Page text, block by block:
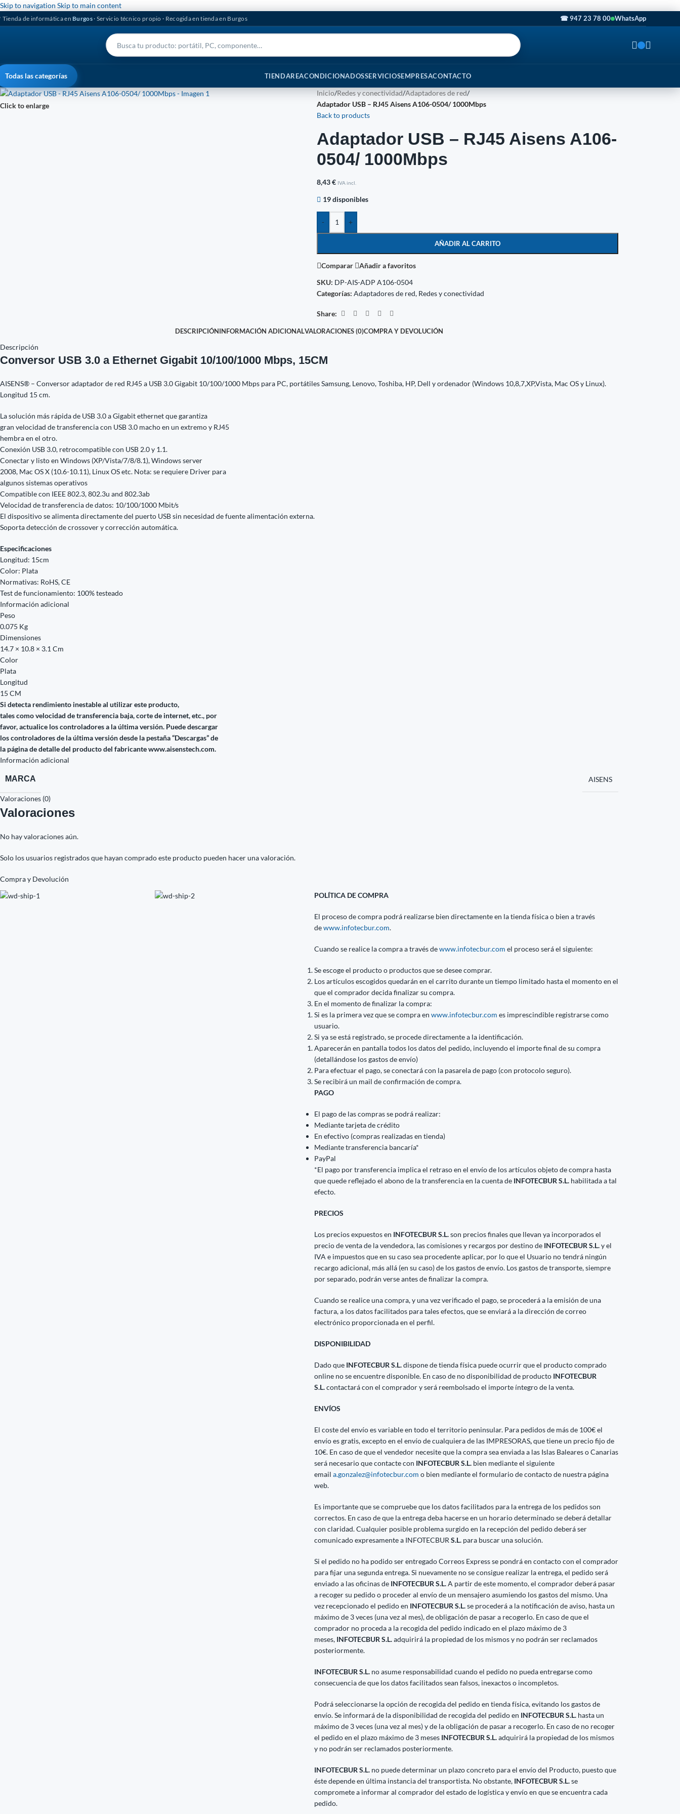
Skip to navigation Skip to main content
Tienda de informática en Burgos· Servicio técnico propio · Recogida en tienda en Burgos ☎ 947 23 78 00 WhatsApp
Todas las categorías TIENDAREACONDICIONADOSSERVICIOSEMPRESACONTACTO
Click to enlarge
Inicio/Redes y conectividad/Adaptadores de red/
Adaptador USB – RJ45 Aisens A106-0504/ 1000Mbps
Back to products
Adaptador USB – RJ45 Aisens A106-
0504/ 1000Mbps
8,43€ IVA incl.
19 disponibles
- +
AÑADIR AL CARRITO
Comparar
Añadir a favoritos
SKU: DP-AIS-ADP A106-0504
Categorías: Adaptadores de red, Redes y conectividad
Share:
DESCRIPCIÓNINFORMACIÓN ADICIONALVALORACIONES (0)COMPRA Y DEVOLUCIÓN
Descripción
Conversor USB 3.0 a Ethernet Gigabit 10/100/1000 Mbps, 15CM
AISENS® – Conversor adaptador de red RJ45 a USB 3.0 Gigabit 10/100/1000 Mbps para PC, portátiles Samsung, Lenovo, Toshiba, HP, Dell y ordenador (Windows 10,8,7,XP,Vista, Mac OS y Linux).
Longitud 15 cm.
La solución más rápida de USB 3.0 a Gigabit ethernet que garantiza
gran velocidad de transferencia con USB 3.0 macho en un extremo y RJ45
hembra en el otro.
Conexión USB 3.0, retrocompatible con USB 2.0 y 1.1.
Conectar y listo en Windows (XP/Vista/7/8/8.1), Windows server
2008, Mac OS X (10.6-10.11), Linux OS etc. Nota: se requiere Driver para
algunos sistemas operativos
Compatible con IEEE 802.3, 802.3u and 802.3ab
Velocidad de transferencia de datos: 10/100/1000 Mbit/s
El dispositivo se alimenta directamente del puerto USB sin necesidad de fuente alimentación externa.
Soporta detección de crossover y corrección automática.
Especificaciones
Longitud: 15cm
Color: Plata
Normativas: RoHS, CE
Test de funcionamiento: 100% testeado
Información adicional
Peso
0.075 Kg
Dimensiones
14.7 × 10.8 × 3.1 Cm
Color
Plata
Longitud
15 CM
Si detecta rendimiento inestable al utilizar este producto,
tales como velocidad de transferencia baja, corte de internet, etc., por
favor, actualice los controladores a la última versión. Puede descargar
los controladores de la última versión desde la pestaña “Descargas” de
la página de detalle del producto del fabricante www.aisenstech.com.
Información adicional
MARCA AISENS
Valoraciones (0)
Valoraciones
No hay valoraciones aún.
Solo los usuarios registrados que hayan comprado este producto pueden hacer una valoración.
Compra y Devolución
POLÍTICA DE COMPRA
El proceso de compra podrá realizarse bien directamente en la tienda física o bien a través
dewww.infotecbur.com.
Cuando se realice la compra a través dewww.infotecbur.com el proceso será el siguiente:
Se escoge el producto o productos que se desee comprar.
Los artículos escogidos quedarán en el carrito durante un tiempo limitado hasta el momento en el
que el comprador decida finalizar su compra.
En el momento de finalizar la compra:
Si es la primera vez que se compra en www.infotecbur.com es imprescindible registrarse como
usuario.
Si ya se está registrado, se procede directamente a la identificación.
Aparecerán en pantalla todos los datos del pedido, incluyendo el importe final de su compra
(detallándose los gastos de envío)
Para efectuar el pago, se conectará con la pasarela de pago (con protocolo seguro).
Se recibirá un mail de confirmación de compra.
PAGO
El pago de las compras se podrá realizar:
Mediante tarjeta de crédito
En efectivo (compras realizadas en tienda)
Mediante transferencia bancaría*
PayPal
*El pago por transferencia implica el retraso en el envío de los artículos objeto de compra hasta
que quede reflejado el abono de la transferencia en la cuenta de INFOTECBUR S.L. habilitada a tal
efecto.
PRECIOS
Los precios expuestos en INFOTECBUR S.L.son precios finales que llevan ya incorporados el
precio de venta de la vendedora, las comisiones y recargos por destino de INFOTECBUR S.L.y el
IVA e impuestos que en su caso sea procedente aplicar, por lo que el Usuario no tendrá ningún
recargo adicional, más allá (en su caso) de los gastos de envío. Los gastos de transporte, siempre
por separado, podrán verse antes de finalizar la compra.
Cuando se realice una compra, y una vez verificado el pago, se procederá a la emisión de una
factura, a los datos facilitados para tales efectos, que se enviará a la dirección de correo
electrónico proporcionada en el perfil.
DISPONIBILIDAD
Dado que INFOTECBUR S.L.dispone de tienda física puede ocurrir que el producto comprado
online no se encuentre disponible. En caso de no disponibilidad de producto INFOTECBUR
S.L.contactará con el comprador y será reembolsado el importe íntegro de la venta.
ENVÍOS
El coste del envío es variable en todo el territorio peninsular. Para pedidos de más de 100€ el
envío es gratis, excepto en el envío de cualquiera de las IMPRESORAS,que tiene un precio fijo de
10€. En caso de que el vendedor necesite que la compra sea enviada a las Islas Baleares o Canarias
será necesario que contacte con INFOTECBUR S.L. bien mediante el siguiente
email a.gonzalez@infotecbur.com o bien mediante el formulario de contacto de nuestra página
web.
Es importante que se compruebe que los datos facilitados para la entrega de los pedidos son
correctos. En caso de que la entrega deba hacerse en un horario determinado se deberá detallar
con claridad. Cualquier posible problema surgido en la recepción del pedido deberá ser
comunicado expresamente a INFOTECBUR S.L. para buscar una solución.
Si el pedido no ha podido ser entregado Correos Express se pondrá en contacto con el comprador
para fijar una segunda entrega. Si nuevamente no se consigue realizar la entrega, el pedido será
enviado a las oficinas de INFOTECBUR S.L.A partir de este momento, el comprador deberá pasar
a recoger su pedido o proceder al envío de un mensajero asumiendo los gastos del mismo. Una
vez recepcionado el pedido en INFOTECBUR S.L.se procederá a la notificación de aviso, hasta un
máximo de 3 veces (una vez al mes), de obligación de pasar a recogerlo. En caso de que el
comprador no proceda a la recogida del pedido indicado en el plazo máximo de 3
meses, INFOTECBUR S.L.adquirirá la propiedad de los mismos y no podrán ser reclamados
posteriormente.
INFOTECBUR S.L. no asume responsabilidad cuando el pedido no pueda entregarse como
consecuencia de que los datos facilitados sean falsos, inexactos o incompletos.
Podrá seleccionarse la opción de recogida del pedido en tienda física, evitando los gastos de
envío. Se informará de la disponibilidad de recogida del pedido en INFOTECBUR S.L. hasta un
máximo de 3 veces (una vez al mes) y de la obligación de pasar a recogerlo. En caso de no recoger
el pedido en el plazo máximo de 3 meses INFOTECBUR S.L.adquirirá la propiedad de los mismos
y no podrán ser reclamados posteriormente.
INFOTECBUR S.L. no puede determinar un plazo concreto para el envío del Producto, puesto que
éste depende en última instancia del transportista. No obstante, INFOTECBUR S.L.se
compromete a informar al comprador del estado de logística y envío en que se encuentra cada
pedido.